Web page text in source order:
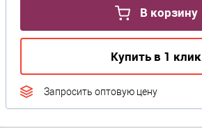
В корзину
Купить в 1 клик
Запросить оптовую цену